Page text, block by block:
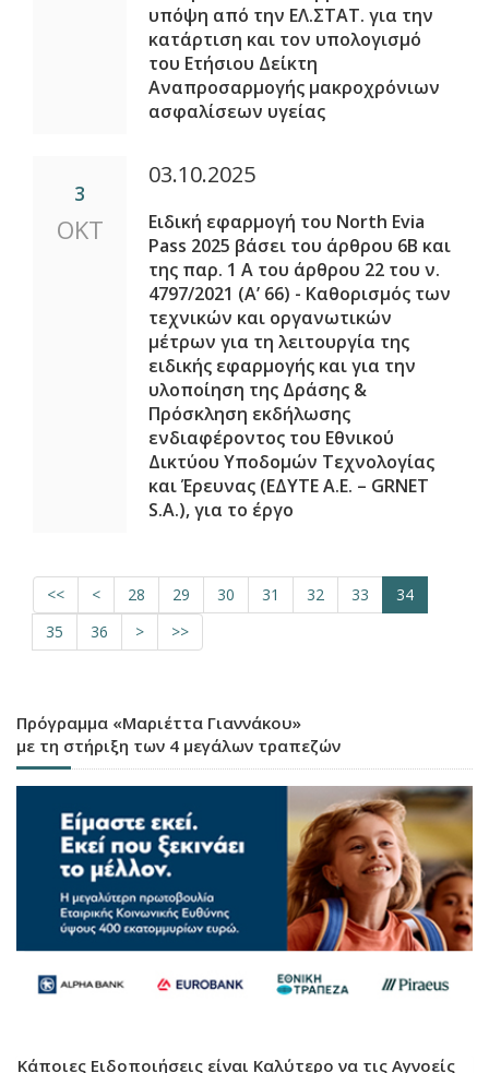
υπόψη από την ΕΛ.ΣΤΑΤ. για την
κατάρτιση και τον υπολογισμό
του Ετήσιου Δείκτη
Αναπροσαρμογής μακροχρόνιων
ασφαλίσεων υγείας
3
ΟΚΤ
03.10.2025
Ειδική εφαρμογή του North Evia
Pass 2025 βάσει του άρθρου 6Β και
της παρ. 1 Α του άρθρου 22 του ν.
4797/2021 (Α’ 66) - Καθορισμός των
τεχνικών και οργανωτικών
μέτρων για τη λειτουργία της
ειδικής εφαρμογής και για την
υλοποίηση της Δράσης &
Πρόσκληση εκδήλωσης
ενδιαφέροντος του Εθνικού
Δικτύου Υποδομών Τεχνολογίας
και Έρευνας (ΕΔΥΤΕ Α.Ε. – GRNET
S.A.), για το έργο
<< < 28 29 30 31 32 33
34
35
36 > >>
Πρόγραμμα «Μαριέττα Γιαννάκου»
με τη στήριξη των 4 μεγάλων τραπεζών
Κάποιες Ειδοποιήσεις είναι Καλύτερο να τις Αγνοείς